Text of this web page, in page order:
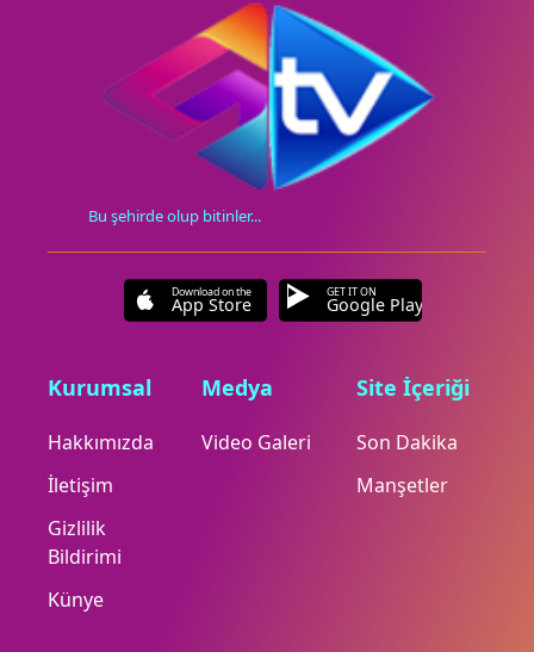
Bu şehirde olup bitinler...
Download on the
App Store
GET IT ON
Google Play
Kurumsal
Hakkımızda
İletişim
Gizlilik
Bildirimi
Künye
Medya
Video Galeri
Site İçeriği
Son Dakika
Manşetler